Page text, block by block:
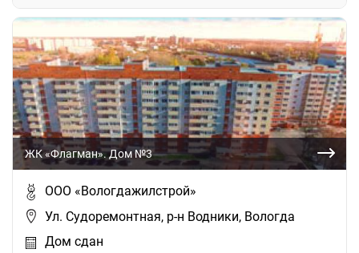
ЖК «Флагман». Дом №3
ООО «Вологдажилстрой»
Ул. Судоремонтная, р-н Водники, Вологда
Дом сдан